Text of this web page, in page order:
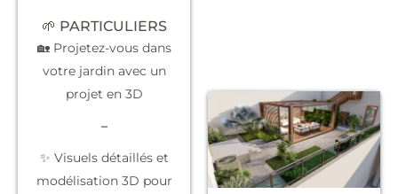
🌱 PARTICULIERS
🏡 Projetez-vous dans
votre jardin avec un
projet en 3D
–
✨ Visuels détaillés et
modélisation 3D pour